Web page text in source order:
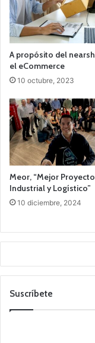
A propósito del
el eCommerce
10 octubre, 2023
Meor, “Mejor Proyecto
Industrial y Logístico”
10 diciembre, 2024
Suscríbete